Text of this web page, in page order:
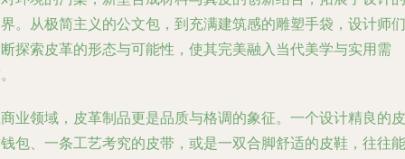
。从极简主义的公文包，到充满建筑感的雕塑手袋，设计师们
探索皮革的形态与可能性，使其完美融入当代美学与实用需
业领域，皮革制品更是品质与格调的象征。一个设计精良的皮
包、一条工艺考究的皮带，或是一双合脚舒适的皮鞋，往往能